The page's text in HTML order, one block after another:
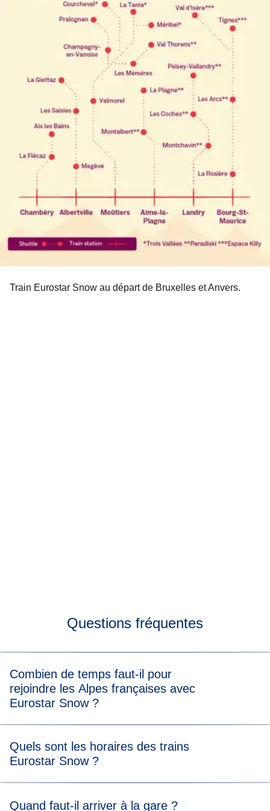
Train Eurostar Snow au départ de Bruxelles et Anvers.
Questions fréquentes
Combien de temps faut-il pour
rejoindre les Alpes françaises avec
Eurostar Snow ?
heures pour se rendre à Albertville et 6 heures 30 minutes
pour rejoindre Bourg-Saint-Maurice .
Quels sont les horaires des trains
Eurostar Snow ?
Centraal/Anvers et de Bruxelles-Midi tous les samedis
Quand faut-il arriver à la gare ?